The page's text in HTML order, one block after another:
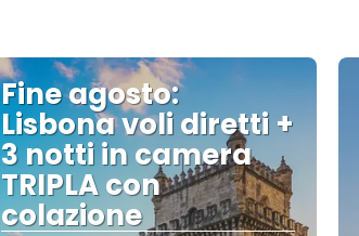
Fine agosto:
Lisbona voli diretti +
3 notti in camera
TRIPLA con
colazione